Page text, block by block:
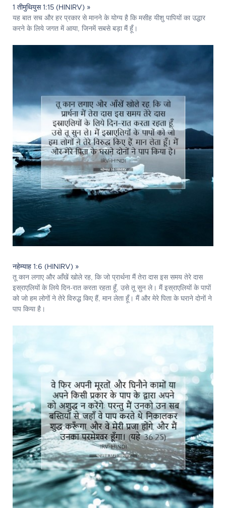
1 तीमुथियुस 1:15 (HINIRV) »
यह बात सच और हर प्रकार से मानने के योग्य है कि मसीह यीशु पापियों का उद्धार
करने के लिये जगत में आया, जिनमें सबसे बड़ा मैं हूँ।
नहेम्याह 1:6 (HINIRV) »
तू कान लगाए और आँखें खोले रह, कि जो प्रार्थना मैं तेरा दास इस समय तेरे दास
इस्राएलियों के लिये दिन-रात करता रहता हूँ, उसे तू सुन ले। मैं इस्राएलियों के पापों
को जो हम लोगों ने तेरे विरुद्ध किए हैं, मान लेता हूँ। मैं और मेरे पिता के घराने दोनों ने
पाप किया है।